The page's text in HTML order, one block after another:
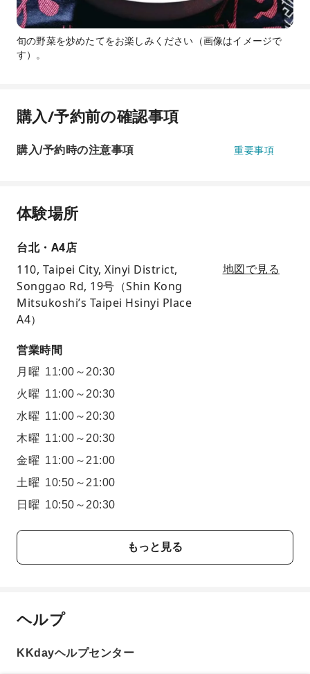
旬の野菜を炒めたてをお楽しみください（画像はイメージで
す）。
購入/予約前の確認事項
購入/予約時の注意事項 重要事項
体験場所
台北・A4店
110, Taipei City, Xinyi District,
Songgao Rd, 19号（Shin Kong
Mitsukoshi’s Taipei Hsinyi Place
A4）
地図で見る
営業時間
月曜 11:00～20:30
火曜 11:00～20:30
水曜 11:00～20:30
木曜 11:00～20:30
金曜 11:00～21:00
土曜 10:50～21:00
日曜 10:50～20:30
もっと見る
ヘルプ
KKdayヘルプセンター